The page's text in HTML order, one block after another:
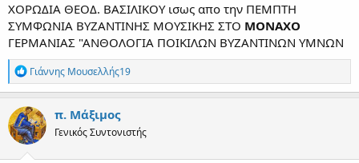
-----------------------------------------------------------------------------------------------------
----------------------------------------------------------------------
Γεια σε όλους,
Μόλις βρήκα αυτό το αριστούργημα σε έναν φάκελο από τον
υπολογιστή του πατέρα μου
Μπορείτε παρακαλώ να με βοηθήσετε να προσδιορίσω ποια
χορωδία είναι αυτή; (τα τραγούδια ερμηνεύονται στην ελληνική
ΧΟΡΩΔΙΑ ΘΕΟΔ. ΒΑΣΙΛΙΚΟΥ ισως απο την ΠΕΜΠΤΗ
ΣΥΜΦΩΝΙΑ ΒΥΖΑΝΤΙΝΗΣ ΜΟΥΣΙΚΗΣ ΣΤΟ ΜΟΝΑΧΟ
ΓΕΡΜΑΝΙΑΣ "ΑΝΘΟΛΟΓΙΑ ΠΟΙΚΙΛΩΝ ΒΥΖΑΝΤΙΝΩΝ ΥΜΝΩΝ
R
e
a
c
t
i
o
n
Γιάννης Μουσελλής19
π. Μάξιμος
Γενικός Συντονιστής